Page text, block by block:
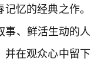
忆的经典之作。
、鲜活生动的人
在观众心中留下